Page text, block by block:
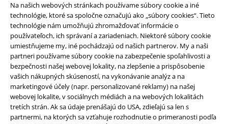
Na našich webových stránkach používame súbory cookie a iné
technológie, ktoré sa spoločne označujú ako „súbory cookies“. Tieto
technológie nám umožňujú zhromažďovať informácie o
používateľoch, ich správaní a zariadeniach. Niektoré súbory cookie
umiestňujeme my, iné pochádzajú od našich partnerov. My a naši
partneri používame súbory cookie na zabezpečenie spoľahlivosti a
bezpečnosti našej webovej lokality, na zlepšenie a prispôsobenie
vašich nákupných skúseností, na vykonávanie analýz a na
marketingové účely (napr. personalizované reklamy) na našej
webovej lokalite, v sociálnych médiách a na webových lokalitách
tretích strán. Ak sa údaje prenášajú do USA, zdieľajú sa len s
partnermi, na ktorých sa vzťahuje rozhodnutie o primeranosti podľa
Staňte sa súčasťou komunity!